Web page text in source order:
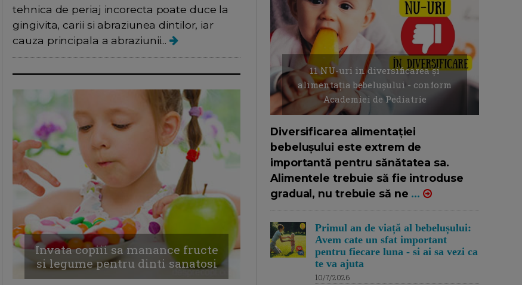
tehnica de periaj incorecta poate duce la
gingivita, carii si abraziunea dintilor, iar
cauza principala a abraziunii...
Invata copiii sa manance fructe
si legume pentru dinti sanatosi
11 NU-uri in diversificarea și
alimentația bebelușului - conform
Academiei de Pediatrie
Diversificarea alimentației
bebelușului este extrem de
importantă pentru sănătatea sa.
Alimentele trebuie să fie introduse
gradual, nu trebuie să ne ...
Primul an de viață al bebelușului:
Avem cate un sfat important
pentru fiecare luna - si ai sa vezi ca
te va ajuta
10/7/2026